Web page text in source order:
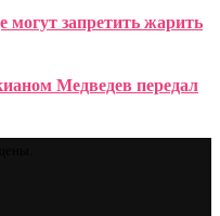
могут запретить жарить
Медведев передал